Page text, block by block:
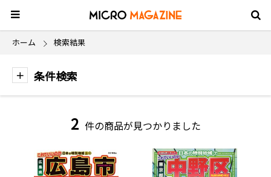
ホーム 検索結果
条件検索
2 件の商品が見つかりました